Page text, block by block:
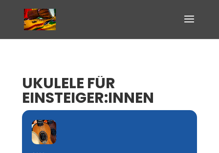
UKULELE FÜR
EINSTEIGER:INNEN